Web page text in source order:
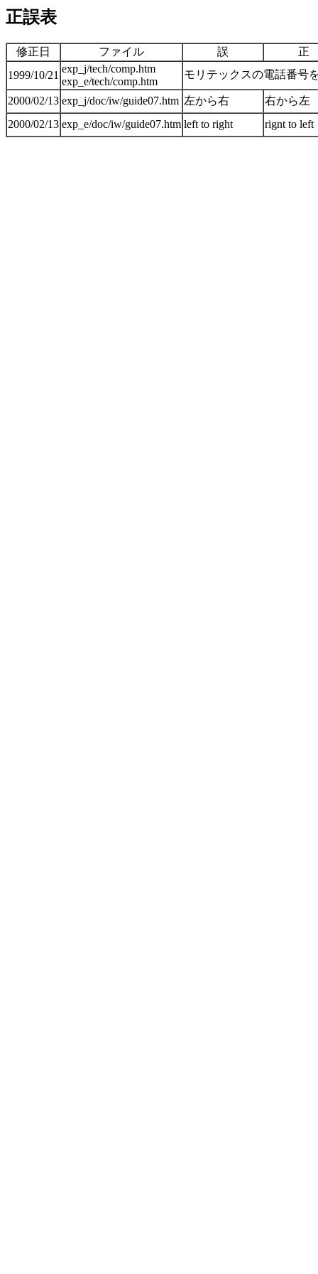
正誤表
修正日 ファイル 誤
正
1999/10/21
exp_j/tech/comp.htm
exp_e/tech/comp.htm
モリテックスの電話番号
2000/02/13 exp_j/doc/iw/guide07.htm 左から右
右から左
2000/02/13 exp_e/doc/iw/guide07.htm left to right rignt to left